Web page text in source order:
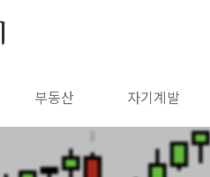
부동산 자기계발